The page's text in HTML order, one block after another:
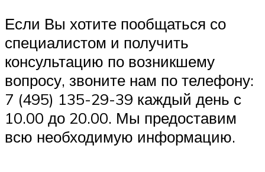
Если Вы хотите пообщаться со
специалистом и получить
консультацию по возникшему
вопросу, звоните нам по телефону:
7 (495) 135-29-39 каждый день с
10.00 до 20.00. Мы предоставим
всю необходимую информацию.